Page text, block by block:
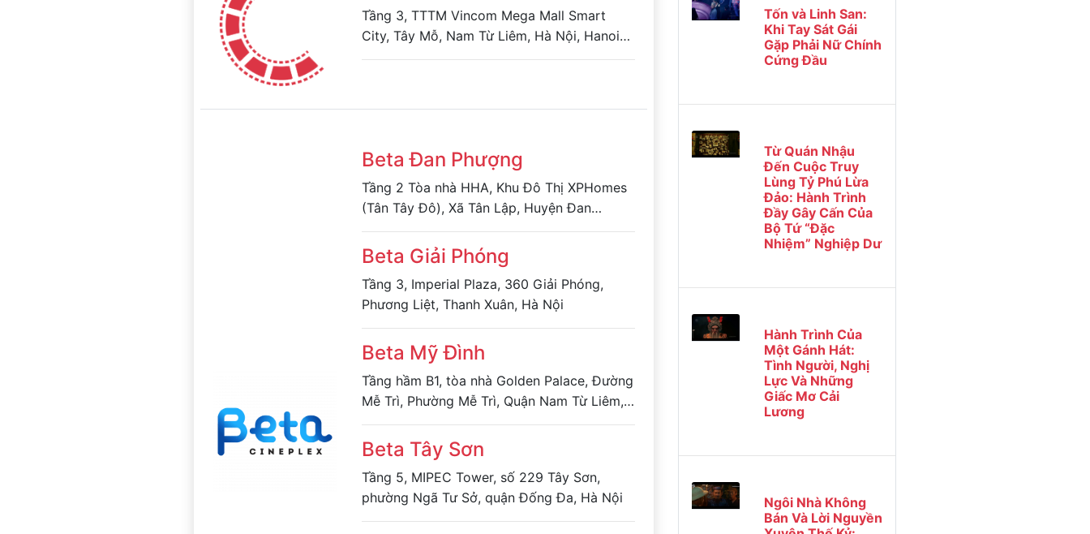
Tầng 3, TTTM Vincom Mega Mall Smart
City, Tây Mỗ, Nam Từ Liêm, Hà Nội, Hanoi
City, Hà Nội
Beta Đan Phượng
Tầng 2 Tòa nhà HHA, Khu Đô Thị XPHomes
(Tân Tây Đô), Xã Tân Lập, Huyện Đan
Phượng, TP Hà Nội
Beta Giải Phóng
Tầng 3, Imperial Plaza, 360 Giải Phóng,
Phương Liệt, Thanh Xuân, Hà Nội
Beta Mỹ Đình
Tầng hầm B1, tòa nhà Golden Palace, Đường
Mễ Trì, Phường Mễ Trì, Quận Nam Từ Liêm,
Hà Nội
Beta Tây Sơn
Tầng 5, MIPEC Tower, số 229 Tây Sơn,
phường Ngã Tư Sở, quận Đống Đa, Hà Nội
Tốn và Linh San:
Khi Tay Sát Gái
Gặp Phải Nữ Chính
Cứng Đầu
Từ Quán Nhậu
Đến Cuộc Truy
Lùng Tỷ Phú Lừa
Đảo: Hành Trình
Đầy Gây Cấn Của
Bộ Tứ “Đặc
Nhiệm” Nghiệp Dư
Hành Trình Của
Một Gánh Hát:
Tình Người, Nghị
Lực Và Những
Giấc Mơ Cải
Lương
Ngôi Nhà Không
Bán Và Lời Nguyền